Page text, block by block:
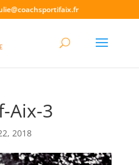
Aix-3
2018